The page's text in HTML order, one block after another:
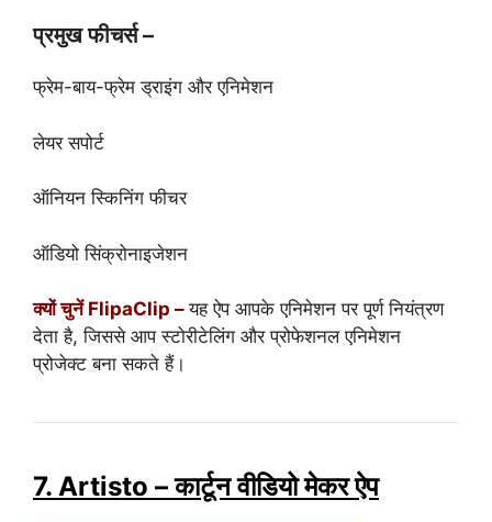
प्रमुख फीचर्स –
फ्रेम-बाय-फ्रेम ड्राइंग और एनिमेशन
लेयर सपोर्ट
ऑनियन स्किनिंग फीचर
ऑडियो सिंक्रोनाइजेशन
क्यों चुनें FlipaClip –यह ऐप आपके एनिमेशन पर पूर्ण नियंत्रण
देता है, जिससे आप स्टोरीटेलिंग और प्रोफेशनल एनिमेशन
प्रोजेक्ट बना सकते हैं।
7. Artisto – कार्टून वीडियो मेकर ऐप